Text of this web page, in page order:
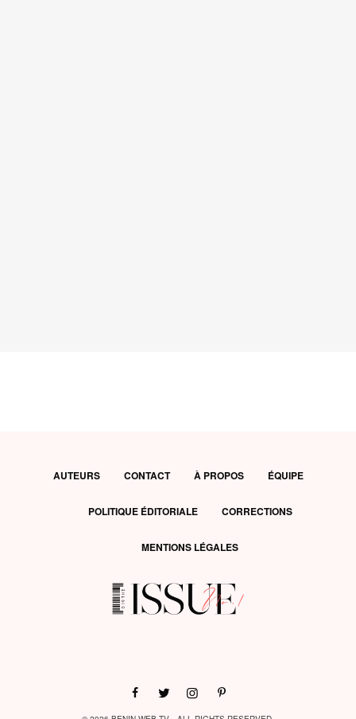
AUTEURS CONTACT À PROPOS ÉQUIPE
POLITIQUE ÉDITORIALE CORRECTIONS
MENTIONS LÉGALES